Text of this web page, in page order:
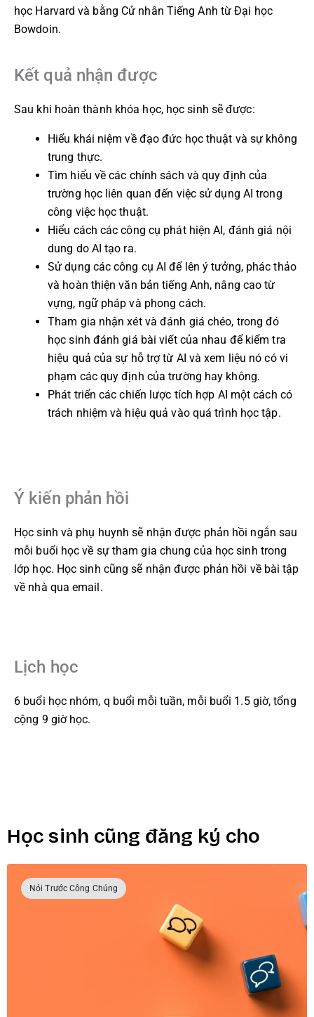
học Harvard và bằng Cử nhân Tiếng Anh từ Đại học
Bowdoin.
Kết quả nhận được
Sau khi hoàn thành khóa học, học sinh sẽ được:
Hiểu khái niệm về đạo đức học thuật và sự không
trung thực.
Tìm hiểu về các chính sách và quy định của
trường học liên quan đến việc sử dụng AI trong
công việc học thuật.
Hiểu cách các công cụ phát hiện AI, đánh giá nội
dung do AI tạo ra.
Sử dụng các công cụ AI để lên ý tưởng, phác thảo
và hoàn thiện văn bản tiếng Anh, nâng cao từ
vựng, ngữ pháp và phong cách.
Tham gia nhận xét và đánh giá chéo, trong đó
học sinh đánh giá bài viết của nhau để kiểm tra
hiệu quả của sự hỗ trợ từ AI và xem liệu nó có vi
phạm các quy định của trường hay không.
Phát triển các chiến lược tích hợp AI một cách có
trách nhiệm và hiệu quả vào quá trình học tập.
Ý kiến phản hồi
Học sinh và phụ huynh sẽ nhận được phản hồi ngắn sau
mỗi buổi học về sự tham gia chung của học sinh trong
lớp học. Học sinh cũng sẽ nhận được phản hồi về bài tập
về nhà qua email.
Lịch học
6 buổi học nhóm, q buổi mỗi tuần, mỗi buổi 1.5 giờ, tổng
cộng 9 giờ học.
Học sinh cũng đăng ký cho
Nói Trước Công Chúng